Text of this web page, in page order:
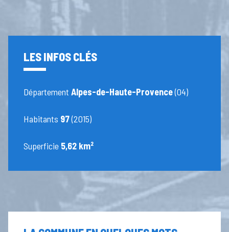
LES INFOS CLÉS
DépartementAlpes-de-Haute-Provence(04)
Habitants 97(2015)
Superficie 5,62 km²